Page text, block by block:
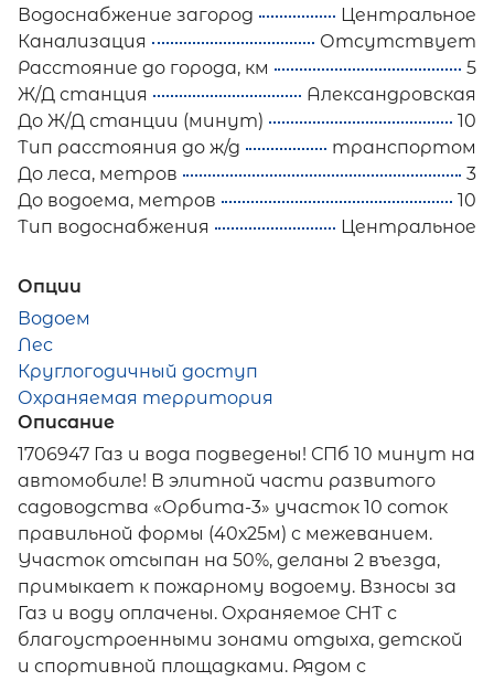
Водоснабжение загород
Центральное
Канализация
Отсутствует
Расстояние до города, км
5
Ж/Д станция
Александровская
До Ж/Д станции (минут)
10
Тип расстояния до ж/д
транспортом
До леса, метров
3
До водоема, метров
10
Тип водоснабжения
Центральное
Опции
Водоем
Лес
Круглогодичный доступ
Охраняемая территория
Описание
1706947 Газ и вода подведены! СПб 10 минут на
автомобиле! В элитной части развитого
садоводства «Орбита-3» участок 10 соток
правильной формы (40х25м) с межеванием.
Участок отсыпан на 50%, деланы 2 въезда,
примыкает к пожарному водоему. Взносы за
Газ и воду оплачены. Охраняемое СНТ с
благоустроенными зонами отдыха, детской
и спортивной площадками. Рядом с